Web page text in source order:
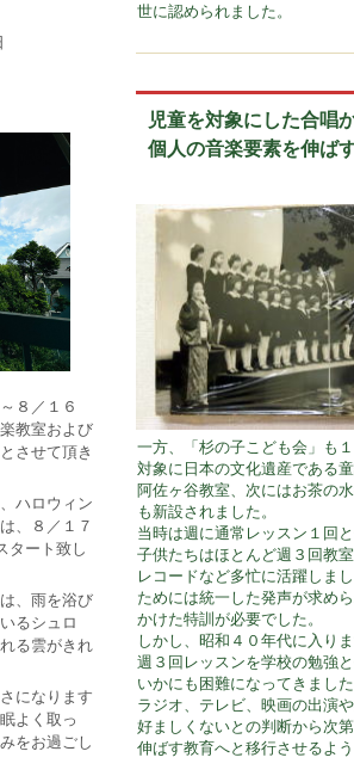
世に認められました。
児童を対象にした合唱
個人の音楽要素を伸ば
一方、「杉の子こども会」も
対象に日本の文化遺産である
阿佐ヶ谷教室、次にはお茶の
も新設されました。
当時は週に通常レッスン１回
子供たちはほとんど週３回教
レコードなど多忙に活躍しま
ためには統一した発声が求め
かけた特訓が必要でした。
しかし、昭和４０年代に入り
週３回レッスンを学校の勉強
いかにも困難になってきまし
ラジオ、テレビ、映画の出演
好ましくないとの判断から次
伸ばす教育へと移行させるよう
８／１６
教室および
させて頂き
ハロウィン
、８／１７
タート致し
、雨を浴び
るシュロ
る雲がきれ
になります
よく取っ
をお過ごし